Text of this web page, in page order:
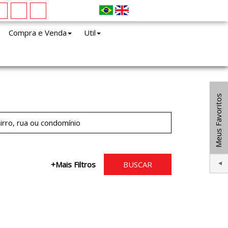
Compra e Venda Util
+Mais Filtros BUSCAR
Meus Favoritos